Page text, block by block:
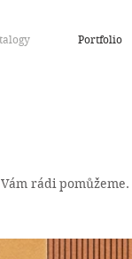
Portfolio
rádi pomůžeme.